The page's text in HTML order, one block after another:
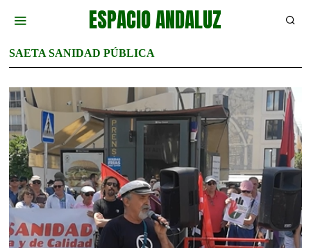
ESPACIO ANDALUZ
SAETA SANIDAD PÚBLICA